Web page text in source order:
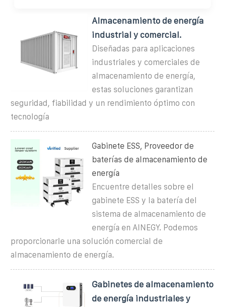
Almacenamiento de energía
industrial y comercial.
Diseñadas para aplicaciones
industriales y comerciales de
almacenamiento de energía,
estas soluciones garantizan
seguridad, fiabilidad y un rendimiento óptimo con
tecnología
Gabinete ESS, Proveedor de
baterías de almacenamiento de
energía
Encuentre detalles sobre el
gabinete ESS y la batería del
sistema de almacenamiento de
energía en AINEGY. Podemos
proporcionarle una solución comercial de
almacenamiento de energía.
Gabinetes de almacenamiento
de energía industriales y